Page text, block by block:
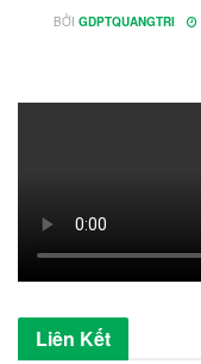
BỞI GDPTQUANGTRI
Liên Kết